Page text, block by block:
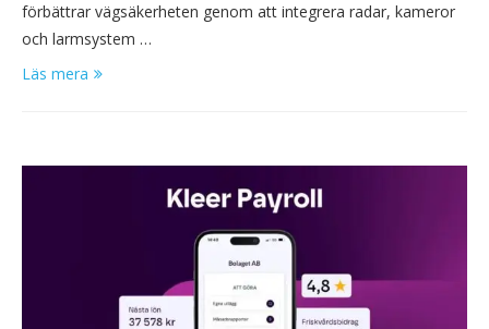
förbättrar vägsäkerheten genom att integrera radar, kameror
och larmsystem …
Läs mera